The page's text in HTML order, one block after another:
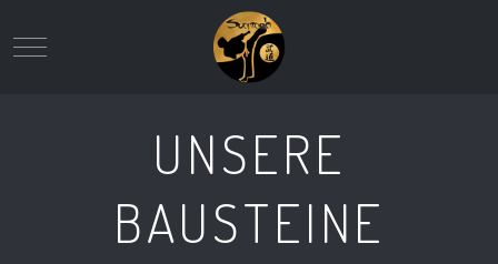
Mobile Menu Toggle
UNSERE
BAUSTEINE